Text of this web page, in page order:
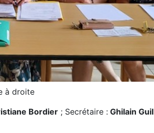
à droite
Bordier; Secrétaire :Ghilain